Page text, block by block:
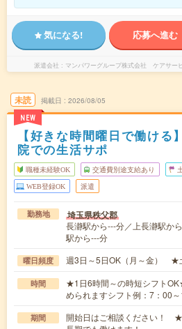
気になる! 応募へ進む
派遣会社 マンパワーグループ株式会社 ケアサー
未読
NEW
掲載日 2026/08/05
【好きな時間曜日で働ける
院での生活サポ
職種未経験OK 交通費別途支給あり
WEB登録OK 派遣
勤務地 埼玉県秩父郡
長瀞駅から---分／上長瀞駅か
駅から---分
曜日頻度 週3日～5日OK（月～金） ★
時間
★1日6時間～の時短シフト
められますシフト例：7：00
期間
開始日はご相談ください！